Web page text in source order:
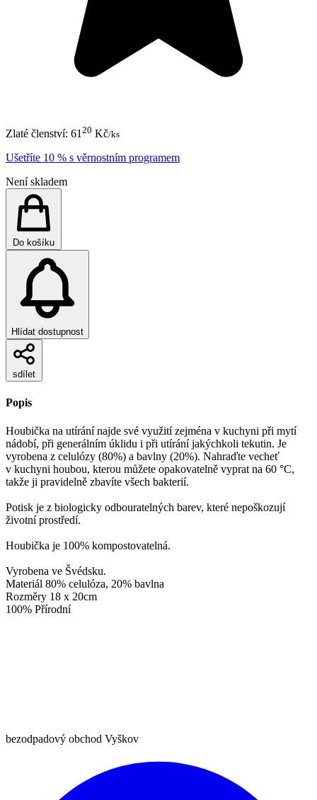
Zlaté členství: 61 20 Kč/ks
Ušetříte 10 % s věrnostním programem
Není skladem
Do košíku
Hlídat dostupnost
sdílet
Popis
Houbička na utírání najde své využití zejména v kuchyni při mytí
nádobí, při generálním úklidu i při utírání jakýchkoli tekutin. Je
vyrobena z celulózy (80%) a bavlny (20%). Nahraďte vecheť
v kuchyni houbou, kterou můžete opakovatelně vyprat na 60 °C,
takže ji pravidelně zbavíte všech bakterií.
Potisk je z biologicky odbouratelných barev, které nepoškozují
životní prostředí.
Houbička je 100% kompostovatelná.
Vyrobena ve Švédsku.
Materiál 80% celulóza, 20% bavlna
Rozměry 18 x 20cm
100% Přírodní
bezodpadový obchod Vyškov